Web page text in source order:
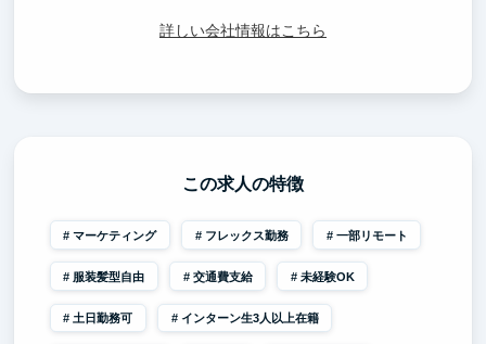
詳しい会社情報はこちら
この求人の特徴
マーケティング フレックス勤務 一部リモート
服装髪型自由 交通費支給 未経験OK
土日勤務可 インターン生3人以上在籍